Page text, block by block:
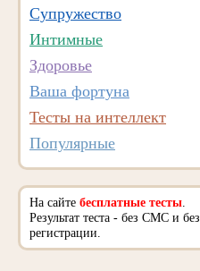
Супружество
Интимные
Здоровье
Ваша фортуна
Тесты на интеллект
Популярные
На сайте бесплатные тесты
Результат теста - без СМС и без
регистрации.